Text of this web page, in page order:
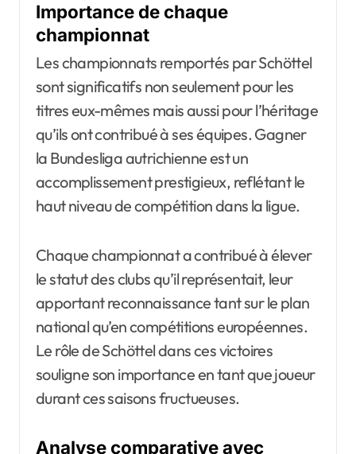
Importance de chaque
championnat
Les championnats remportés par Schöttel
sont significatifs non seulement pour les
titres eux-mêmes mais aussi pour l’héritage
qu’ils ont contribué à ses équipes. Gagner
la Bundesliga autrichienne est un
accomplissement prestigieux, reflétant le
haut niveau de compétition dans la ligue.
Chaque championnat a contribué à élever
le statut des clubs qu’il représentait, leur
apportant reconnaissance tant sur le plan
national qu’en compétitions européennes.
Le rôle de Schöttel dans ces victoires
souligne son importance en tant que joueur
durant ces saisons fructueuses.
Analyse comparative avec